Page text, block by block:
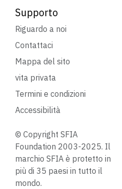
Supporto
Riguardo a noi
Contattaci
Mappa del sito
vita privata
Termini e condizioni
Accessibilità
© Copyright SFIA
Foundation 2003-2025. Il
marchio SFIA è protetto in
più di 35 paesi in tutto il
mondo.